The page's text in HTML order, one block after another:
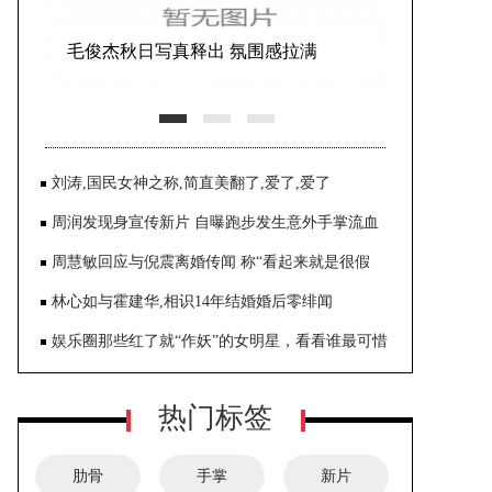
毛俊杰秋日写真释出 氛围感拉满
刘涛,国民女神之称,简直美翻了,爱了,爱了
周润发现身宣传新片 自曝跑步发生意外手掌流血
肋骨断裂
周慧敏回应与倪震离婚传闻 称“看起来就是很假
的”林心如与霍建华,相识14年结婚婚后零绯闻
娱乐圈那些红了就“作妖”的女明星，看看谁最可惜
热门标签
肋骨 手掌 新片